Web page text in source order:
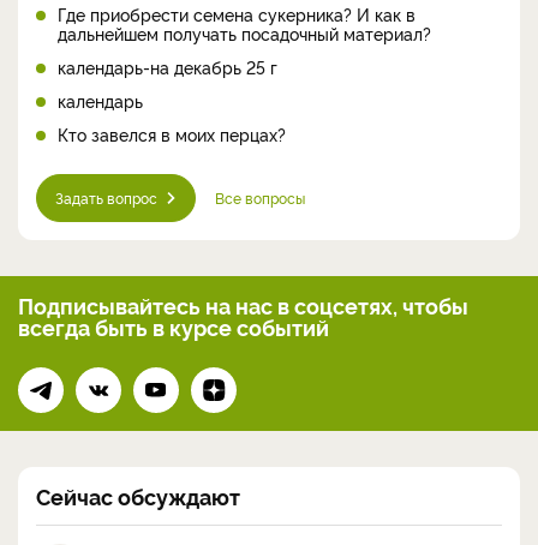
Где приобрести семена сукерника? И как в
дальнейшем получать посадочный материал?
календарь-на декабрь 25 г
календарь
Кто завелся в моих перцах?
Задать вопрос Все вопросы
Подписывайтесь на нас в соцсетях, чтобы
всегдабыть в курсе событий
Сейчас обсуждают